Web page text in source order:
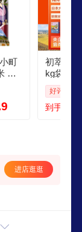
町
粳
新
町5
初萃秋
kg袋寿
用米中
小町5kg
好评率:
到手价：
进店逛逛